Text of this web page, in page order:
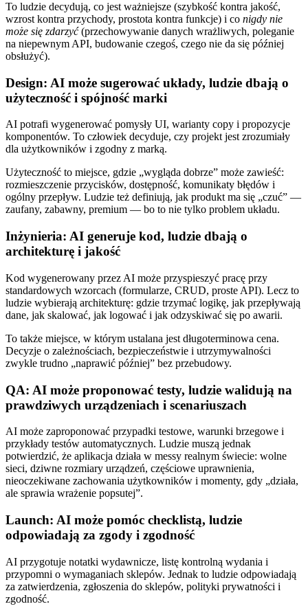
To ludzie decydują, co jest ważniejsze (szybkość kontra jakość,
wzrost kontra przychody, prostota kontra funkcje) i co nigdy nie
może się zdarzyć(przechowywanie danych wrażliwych, poleganie
na niepewnym API, budowanie czegoś, czego nie da się później
obsłużyć).
Design: AI może sugerować układy, ludzie dbają o
użyteczność i spójność marki
AI potrafi wygenerować pomysły UI, warianty copy i propozycje
komponentów. To człowiek decyduje, czy projekt jest zrozumiały
dla użytkowników i zgodny z marką.
Użyteczność to miejsce, gdzie „wygląda dobrze” może zawieść:
rozmieszczenie przycisków, dostępność, komunikaty błędów i
ogólny przepływ. Ludzie też definiują, jak produkt ma się „czuć” —
zaufany, zabawny, premium — bo to nie tylko problem układu.
Inżynieria: AI generuje kod, ludzie dbają o
architekturę i jakość
Kod wygenerowany przez AI może przyspieszyć pracę przy
standardowych wzorcach (formularze, CRUD, proste API). Lecz to
ludzie wybierają architekturę: gdzie trzymać logikę, jak przepływają
dane, jak skalować, jak logować i jak odzyskiwać się po awarii.
To także miejsce, w którym ustalana jest długoterminowa cena.
Decyzje o zależnościach, bezpieczeństwie i utrzymywalności
zwykle trudno „naprawić później” bez przebudowy.
QA: AI może proponować testy, ludzie walidują na
prawdziwych urządzeniach i scenariuszach
AI może zaproponować przypadki testowe, warunki brzegowe i
przykłady testów automatycznych. Ludzie muszą jednak
potwierdzić, że aplikacja działa w messy realnym świecie: wolne
sieci, dziwne rozmiary urządzeń, częściowe uprawnienia,
nieoczekiwane zachowania użytkowników i momenty, gdy „działa,
ale sprawia wrażenie popsutej”.
Launch: AI może pomóc checklistą, ludzie
odpowiadają za zgody i zgodność
AI przygotuje notatki wydawnicze, listę kontrolną wydania i
przypomni o wymaganiach sklepów. Jednak to ludzie odpowiadają
za zatwierdzenia, zgłoszenia do sklepów, polityki prywatności i
zgodność.